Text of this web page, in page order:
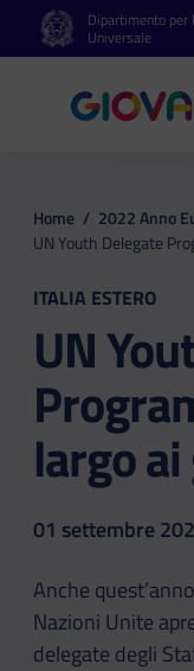
Vai al contenuto
Vai al footerDipartimento per
Universale
Home / 2022 Anno
UN Youth Delegate
ITALIA ESTERO
UN
largo
01 settembre
Anche
Nazioni Unite
delegate degli